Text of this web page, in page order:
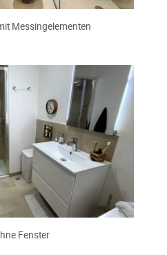
Messingelementen
Fenster